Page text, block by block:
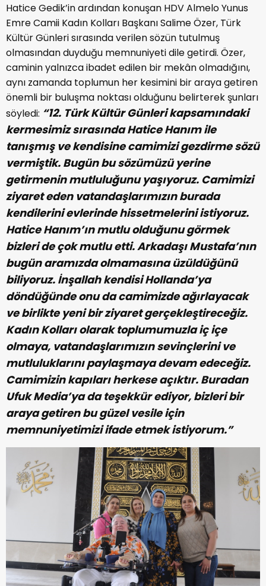
Hatice Gedik’in ardından konuşan HDV Almelo Yunus
Emre Camii Kadın Kolları Başkanı Salime Özer, Türk
Kültür Günleri sırasında verilen sözün tutulmuş
olmasından duyduğu memnuniyeti dile getirdi. Özer,
caminin yalnızca ibadet edilen bir mekân olmadığını,
aynı zamanda toplumun her kesimini bir araya getiren
önemli bir buluşma noktası olduğunu belirterek şunları
söyledi: “12. Türk Kültür Günleri kapsamındaki
kermesimiz sırasında Hatice Hanım ile
tanışmış ve kendisine camimizi gezdirme sözü
vermiştik. Bugün bu sözümüzü yerine
getirmenin mutluluğunu yaşıyoruz. Camimizi
ziyaret eden vatandaşlarımızın burada
kendilerini evlerinde hissetmelerini istiyoruz.
Hatice Hanım’ın mutlu olduğunu görmek
bizleri de çok mutlu etti. Arkadaşı Mustafa’nın
bugün aramızda olmamasına üzüldüğünü
biliyoruz. İnşallah kendisi Hollanda’ya
döndüğünde onu da camimizde ağırlayacak
ve birlikte yeni bir ziyaret gerçekleştireceğiz.
Kadın Kolları olarak toplumumuzla iç içe
olmaya, vatandaşlarımızın sevinçlerini ve
mutluluklarını paylaşmaya devam edeceğiz.
Camimizin kapıları herkese açıktır. Buradan
Ufuk Media’ya da teşekkür ediyor, bizleri bir
araya getiren bu güzel vesile için
memnuniyetimizi ifade etmek istiyorum.”